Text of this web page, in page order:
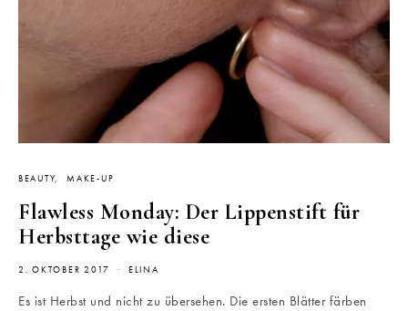
BEAUTY MAKE-UP
Flawless Monday: Der Lippenstift für
Herbsttage wie diese
2. OKTOBER 2017 ELINA
Es ist Herbst und nicht zu übersehen. Die ersten Blätter färben